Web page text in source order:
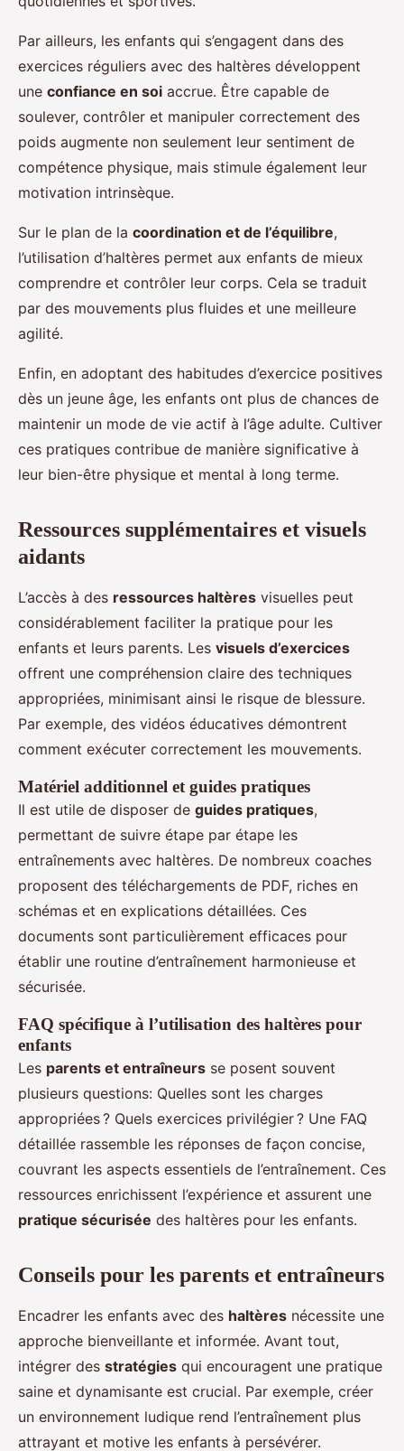
Par ailleurs, les enfants qui s’engagent dans des
exercices réguliers avec des haltères développent
une confiance en soi accrue. Être capable de
soulever, contrôler et manipuler correctement des
poids augmente non seulement leur sentiment de
compétence physique, mais stimule également leur
motivation intrinsèque.
Sur le plan de la coordination et de l’équilibre,
l’utilisation d’haltères permet aux enfants de mieux
comprendre et contrôler leur corps. Cela se traduit
par des mouvements plus fluides et une meilleure
agilité.
Enfin, en adoptant des habitudes d’exercice positives
dès un jeune âge, les enfants ont plus de chances de
maintenir un mode de vie actif à l’âge adulte. Cultiver
ces pratiques contribue de manière significative à
leur bien-être physique et mental à long terme.
Ressources supplémentaires et visuels
aidants
L’accès à des ressources haltères visuelles peut
considérablement faciliter la pratique pour les
enfants et leurs parents. Les visuels d’exercices
offrent une compréhension claire des techniques
appropriées, minimisant ainsi le risque de blessure.
Par exemple, des vidéos éducatives démontrent
comment exécuter correctement les mouvements.
Matériel additionnel et guides pratiques
Il est utile de disposer de guides pratiques,
permettant de suivre étape par étape les
entraînements avec haltères. De nombreux coaches
proposent des téléchargements de PDF, riches en
schémas et en explications détaillées. Ces
documents sont particulièrement efficaces pour
établir une routine d’entraînement harmonieuse et
sécurisée.
FAQ spécifique à l’utilisation des haltères pour
enfants
Les parents et entraîneurs se posent souvent
plusieurs questions: Quelles sont les charges
appropriées ? Quels exercices privilégier ? Une FAQ
détaillée rassemble les réponses de façon concise,
couvrant les aspects essentiels de l’entraînement. Ces
ressources enrichissent l’expérience et assurent une
pratique sécurisée des haltères pour les enfants.
Conseils pour les parents et entraîneurs
Encadrer les enfants avec des haltères nécessite une
approche bienveillante et informée. Avant tout,
intégrer des stratégies qui encouragent une pratique
saine et dynamisante est crucial. Par exemple, créer
un environnement ludique rend l’entraînement plus
attrayant et motive les enfants à persévérer.